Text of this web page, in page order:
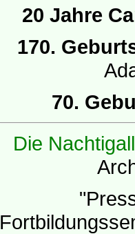
20 Jahre
170.
70.
Die Nachtigall